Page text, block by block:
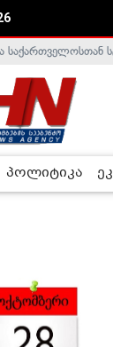
საქართველოსთან
პოლიტიკა